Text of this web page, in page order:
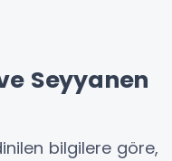
Seyyanen
bilgilere göre,